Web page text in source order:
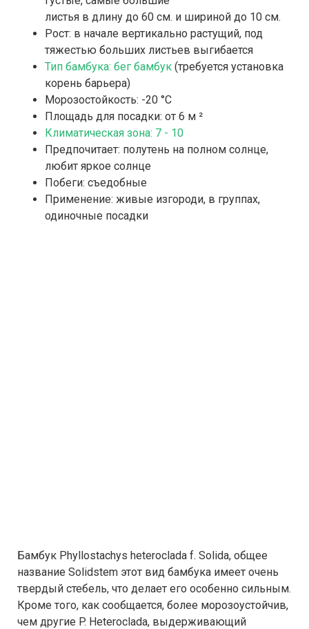
листья в длину до 60 см. и шириной до 10 см.
Рост: в начале вертикально растущий, под
тяжестью больших листьев выгибается
Тип бамбука: бег бамбук (требуется установка
корень барьера)
Морозостойкость: -20 °С
Площадь для посадки: от 6 м ²
Климатическая зона: 7 - 10
Предпочитает: полутень на полном солнце,
любит яркое солнце
Побеги: съедобные
Применение: живые изгороди, в группах,
одиночные посадки
Бамбук Phyllostachys heteroclada f. Solida, общее
название Solidstem этот вид бамбука имеет очень
твердый стебель, что делает его особенно сильным.
Кроме того, как сообщается, более морозоустойчив,
чем другие P. Heteroclada, выдерживающий